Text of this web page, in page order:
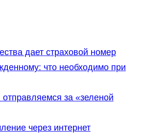
дает страховой номер
что необходимо при
за «зеленой
через интернет